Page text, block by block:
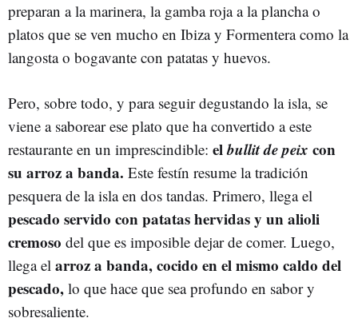
preparan a la marinera, la gamba roja a la plancha o
platos que se ven mucho en Ibiza y Formentera como la
langosta o bogavante con patatas y huevos.
Pero, sobre todo, y para seguir degustando la isla, se
viene a saborear ese plato que ha convertido a este
restaurante en un imprescindible: elbullit de peix con
su arroz a banda. Este festín resume la tradición
pesquera de la isla en dos tandas. Primero, llega el
pescado servido con patatas hervidas y un alioli
cremoso del que es imposible dejar de comer. Luego,
llega el arroz a banda, cocido en el mismo caldo del
pescado, lo que hace que sea profundo en sabor y
sobresaliente.